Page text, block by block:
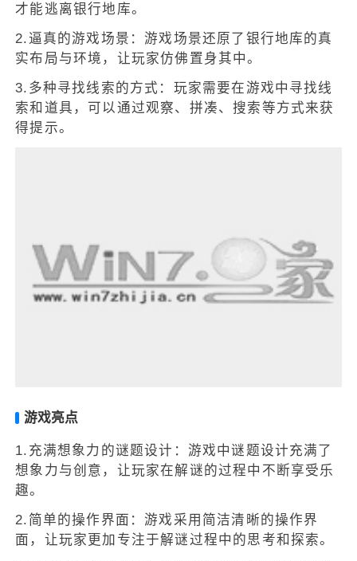
才能逃离银行地库。
2.逼真的游戏场景：游戏场景还原了银行地库的真
实布局与环境，让玩家仿佛置身其中。
3.多种寻找线索的方式：玩家需要在游戏中寻找线
索和道具，可以通过观察、拼凑、搜索等方式来获
得提示。
游戏亮点
1.充满想象力的谜题设计：游戏中谜题设计充满了
想象力与创意，让玩家在解谜的过程中不断享受乐
趣。
2.简单的操作界面：游戏采用简洁清晰的操作界
面，让玩家更加专注于解谜过程中的思考和探索。